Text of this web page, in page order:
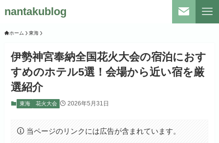
nantakublog
ホーム 東海
伊勢神宮奉納全国花火大会の宿泊におす
すめのホテル5選！会場から近い宿を厳
選紹介
東海 花火大会 2026年5月31日
当ページのリンクには広告が含まれています。